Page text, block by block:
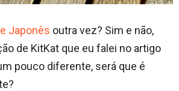
Japonês outra vez? Sim e não,
de KitKat que eu falei no artigo
pouco diferente, será que é